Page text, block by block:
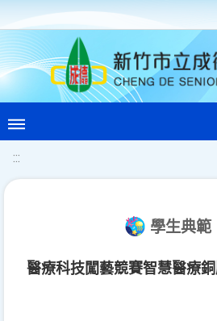
:::
學生典範
醫療科技闖藝競賽智慧醫療